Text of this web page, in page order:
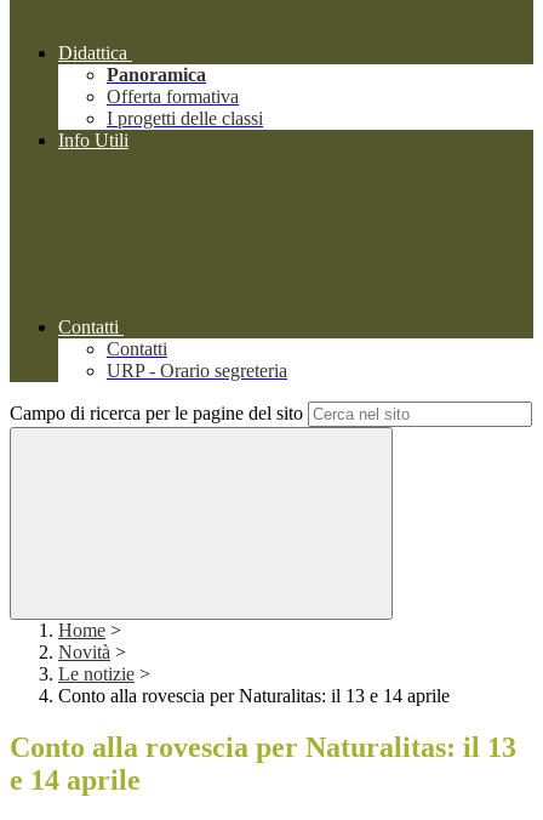
Didattica
Panoramica
Offerta formativa
I progetti delle classi
Info Utili
Contatti
Contatti
URP - Orario segreteria
Campo di ricerca per le pagine del sito
Home >
Novità >
Le notizie >
Conto alla rovescia per Naturalitas: il 13 e 14 aprile
Conto alla rovescia per Naturalitas: il 13
e 14 aprile